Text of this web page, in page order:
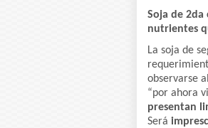
Soja de
nutrientes
La soja de
observarse
“por ahora
presentan
Será